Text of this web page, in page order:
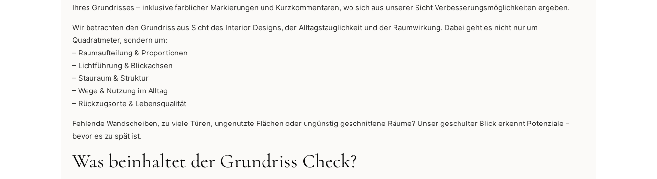
Ihres Grundrisses – inklusive farblicher Markierungen und Kurzkommentaren, wo sich aus unserer Sicht Verbesserungsmöglichkeiten ergeben.
Wir betrachten den Grundriss aus Sicht des Interior Designs, der Alltagstauglichkeit und der Raumwirkung. Dabei geht es nicht nur um
Quadratmeter, sondern um:
– Raumaufteilung & Proportionen
– Lichtführung & Blickachsen
– Stauraum & Struktur
– Wege & Nutzung im Alltag
– Rückzugsorte & Lebensqualität
Fehlende Wandscheiben, zu viele Türen, ungenutzte Flächen oder ungünstig geschnittene Räume? Unser geschulter Blick erkennt Potenziale –
bevor es zu spät ist.
Was beinhaltet der Grundriss Check?